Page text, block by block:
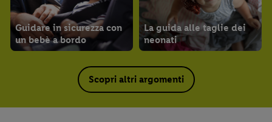
Guidare in sicurezza con
un bebè a bordo
La guida alle taglie dei
neonati
Scopri altri argomenti